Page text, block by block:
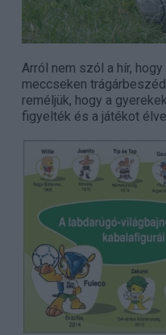
Arról nem szól a hír,
meccseken
reméljük, hogy a
figyelték és a játékot